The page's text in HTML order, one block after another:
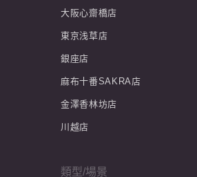
大阪心齋橋店
東京浅草店
銀座店
麻布十番SAKRA店
金澤香林坊店
川越店
類型/場景